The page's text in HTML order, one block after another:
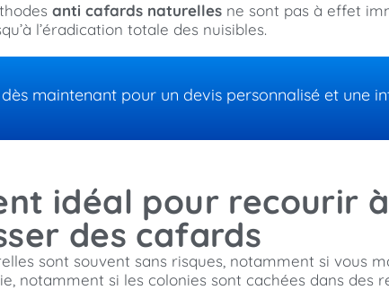
anti cafards naturelles ne sont pas à effet
l’éradication totale des nuisibles.
maintenant pour un devis personnalisé et une
idéal pour recourir
des cafards
sont souvent sans risques, notamment si vous
notamment si les colonies sont cachées dans des